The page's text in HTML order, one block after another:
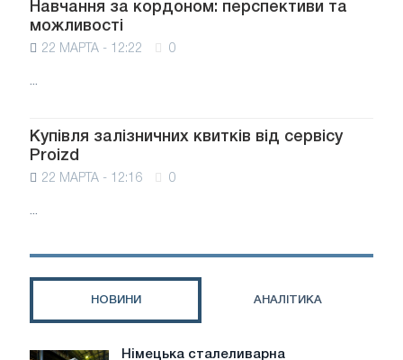
Навчання за кордоном: перспективи та
можливості
22 МАРТА - 12:22 0
...
Купівля залізничних квитків від сервісу
Proizd
22 МАРТА - 12:16 0
...
НОВИНИ АНАЛІТИКА
Німецька сталеливарна